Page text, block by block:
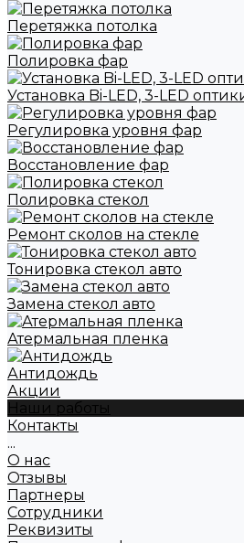
Перетяжка потолка
Полировка фар
Установка Bi-LED, 3-LED
Регулировка уровня фар
Восстановление фар
Полировка стекол
Ремонт сколов на стекле
Тонировка стекол авто
Замена стекол авто
Атермальная пленка
Антидождь
Акции
Наши работы
Контакты
...
О нас
Отзывы
Партнеры
Сотрудники
Реквизиты